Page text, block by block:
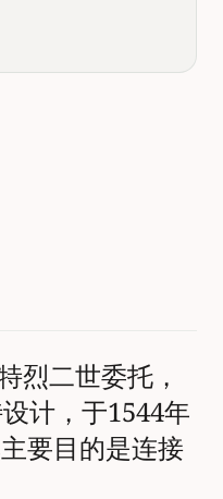
烈二世委托，
计，于1544年
要目的是连接